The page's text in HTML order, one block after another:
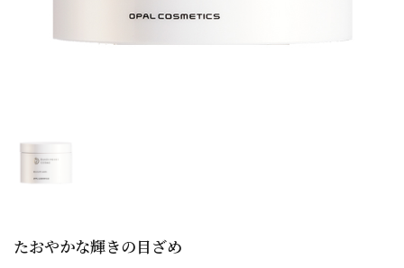
たおやかな輝きの目ざめ